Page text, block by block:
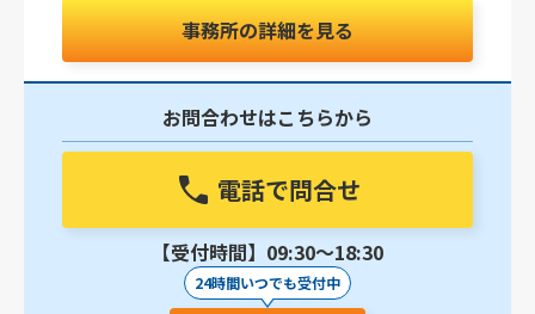
事務所の詳細を見る
お問合わせはこちらから
電話で問合せ
【受付時間】09:30〜18:30
24時間いつでも受付中